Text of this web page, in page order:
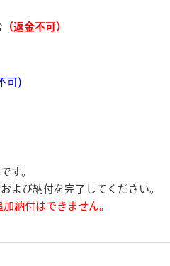
（返金不可）
可)
す。
よび納付を完了してください。
納付はできません。